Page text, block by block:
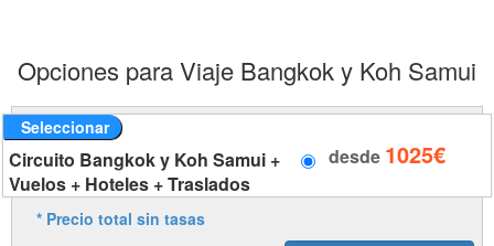
Opciones para Viaje Bangkok y Koh Samui
Seleccionar
Circuito Bangkok y Koh Samui +
Vuelos + Hoteles + Traslados
desde 1025€
* Precio total sin tasas